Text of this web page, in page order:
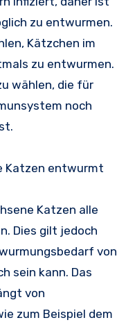
zu entwurmen.
Kätzchen im
zu entwurmen.
wählen, die für
noch
Katzen entwurmt
Katzen alle
Dies gilt jedoch
von
sein kann. Das
von
zum Beispiel dem